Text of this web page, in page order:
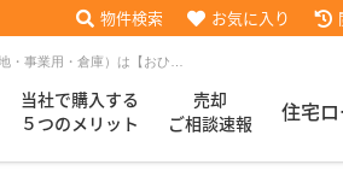
物件検索 お気に入り
当社で購入する
５つのメリット
売却
ご相談速報
住宅